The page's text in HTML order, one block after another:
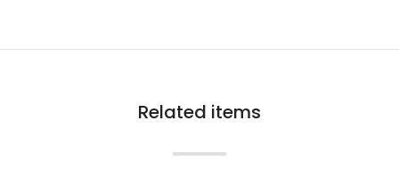
Related items